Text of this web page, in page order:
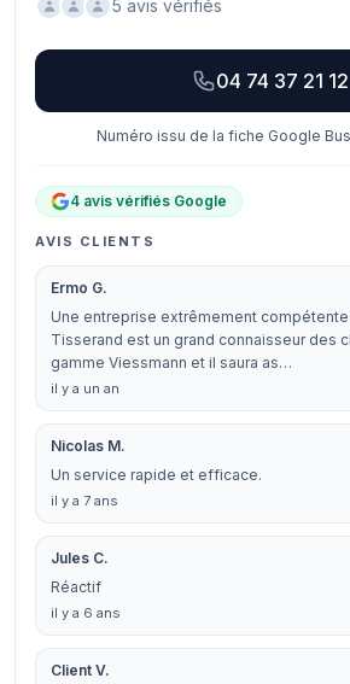
5 avis vérifiés
04 74 37 21 12
Numéro issu de la fiche Google
4 avis vérifiés Google
AVIS CLIENTS
Ermo G.
Une entreprise extrêmement
Tisserand est un grand connaisseur des
gamme Viessmann et il saura as…
il y a un an
Nicolas M.
Un service rapide et efficace.
il y a 7 ans
Jules C.
Réactif
il y a 6 ans
Client V.